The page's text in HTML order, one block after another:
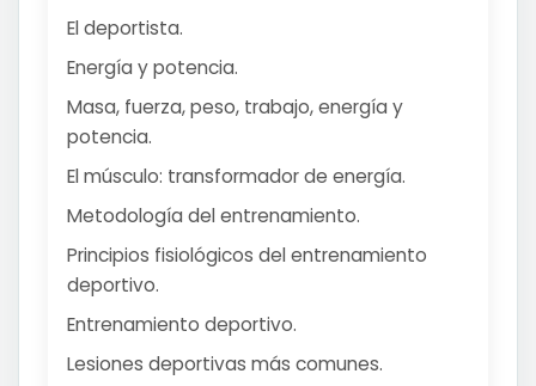
El deportista.
Energía y potencia.
Masa, fuerza, peso, trabajo, energía y
potencia.
El músculo: transformador de energía.
Metodología del entrenamiento.
Principios fisiológicos del entrenamiento
deportivo.
Entrenamiento deportivo.
Lesiones deportivas más comunes.